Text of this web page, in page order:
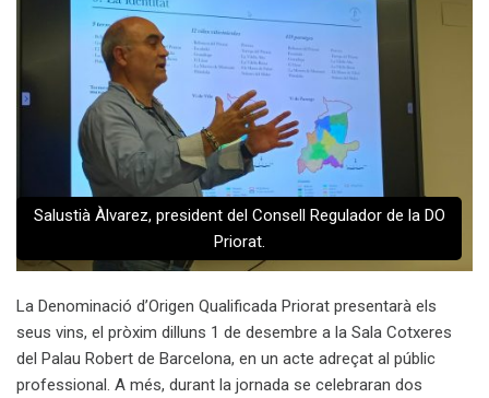
Salustià Àlvarez, president del Consell Regulador de la DO
Priorat.
La Denominació d’Origen Qualificada Priorat presentarà els
seus vins, el pròxim dilluns 1 de desembre a la Sala Cotxeres
del Palau Robert de Barcelona, en un acte adreçat al públic
professional. A més, durant la jornada se celebraran dos